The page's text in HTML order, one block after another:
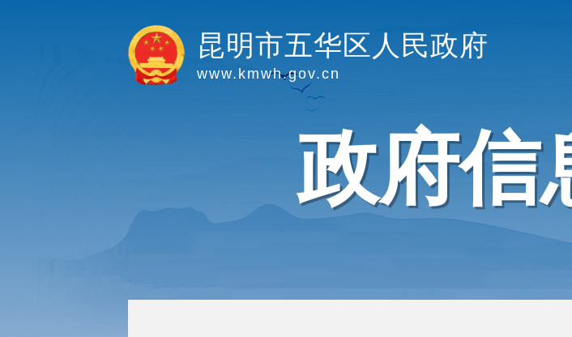
昆明市五华区人民政府
www.kmwh.gov.cn
政府信